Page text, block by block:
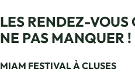
LES RENDEZ-
NE PAS MANQUER !
MIAM FESTIVAL À CLUSES